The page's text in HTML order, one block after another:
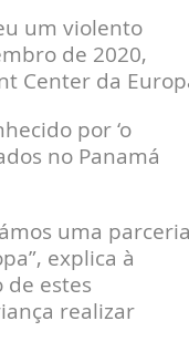
um violento
de 2020,
Center da
por ‘o
no Panamá
uma
explica à
de estes
realizar